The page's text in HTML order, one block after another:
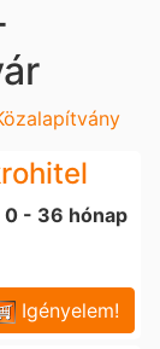
0 - 36 hónap
Igényelem!